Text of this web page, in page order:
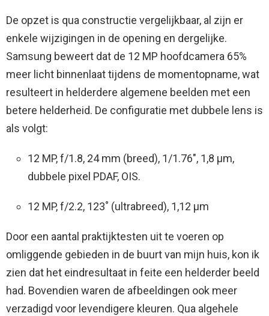
De opzet is qua constructie vergelijkbaar, al zijn er
enkele wijzigingen in de opening en dergelijke.
Samsung beweert dat de 12 MP hoofdcamera 65%
meer licht binnenlaat tijdens de momentopname, wat
resulteert in helderdere algemene beelden met een
betere helderheid. De configuratie met dubbele lens is
als volgt:
12 MP, f/1.8, 24 mm (breed), 1/1.76″, 1,8 µm,
dubbele pixel PDAF, OIS.
12 MP, f/2.2, 123˚ (ultrabreed), 1,12 µm
Door een aantal praktijktesten uit te voeren op
omliggende gebieden in de buurt van mijn huis, kon ik
zien dat het eindresultaat in feite een helderder beeld
had. Bovendien waren de afbeeldingen ook meer
verzadigd voor levendigere kleuren. Qua algehele